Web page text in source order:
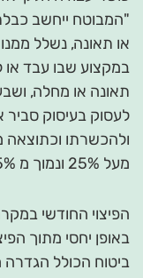
"המבוטח ייחשב
או תאונה, נשלל
במקצוע שבו עבד או
תאונה או מחלה,
לעסוק בעיסוק סביר
ולהכשרתו וכתוצאה
מעל 25% ונמוך מ 75%."
הפיצוי החודשי
באופן יחסי מתוך
ביטוח הכולל